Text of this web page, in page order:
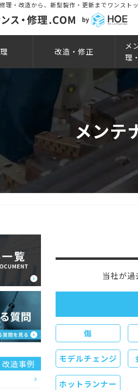
理・改造から、新型製作・更新までワンスト
改造・修正
メ
理
メンテ
造事例
当社が過
傷
モデルチェンジ
ホットランナー